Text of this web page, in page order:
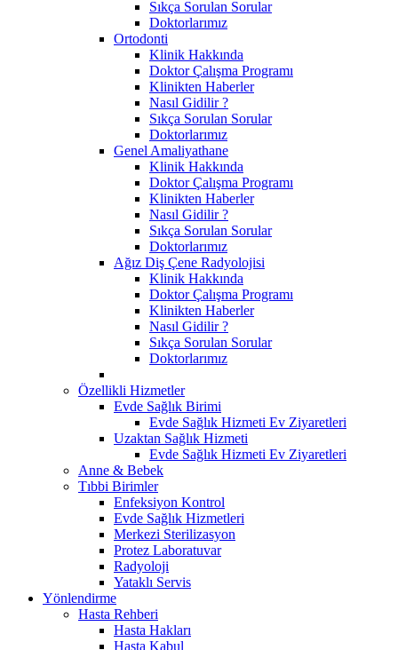
Sıkça Sorulan Sorular
Doktorlarımız
Ortodonti
Klinik Hakkında
Doktor Çalışma Programı
Klinikten Haberler
Nasıl Gidilir ?
Sıkça Sorulan Sorular
Doktorlarımız
Genel Amaliyathane
Klinik Hakkında
Doktor Çalışma Programı
Klinikten Haberler
Nasıl Gidilir ?
Sıkça Sorulan Sorular
Doktorlarımız
Ağız Diş Çene Radyolojisi
Klinik Hakkında
Doktor Çalışma Programı
Klinikten Haberler
Nasıl Gidilir ?
Sıkça Sorulan Sorular
Doktorlarımız
Özellikli Hizmetler
Evde Sağlık Birimi
Evde Sağlık Hizmeti Ev Ziyaretleri
Uzaktan Sağlık Hizmeti
Evde Sağlık Hizmeti Ev Ziyaretleri
Anne & Bebek
Tıbbi Birimler
Enfeksiyon Kontrol
Evde Sağlık Hizmetleri
Merkezi Sterilizasyon
Protez Laboratuvar
Radyoloji
Yataklı Servis
Yönlendirme
Hasta Rehberi
Hasta Hakları
Hasta Kabul